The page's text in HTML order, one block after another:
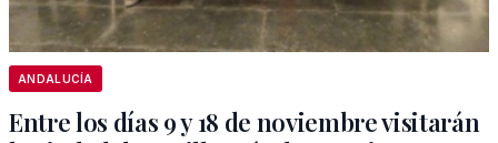
ANDALUCÍA
Entre los días 9 y 18 de noviembre visitarán